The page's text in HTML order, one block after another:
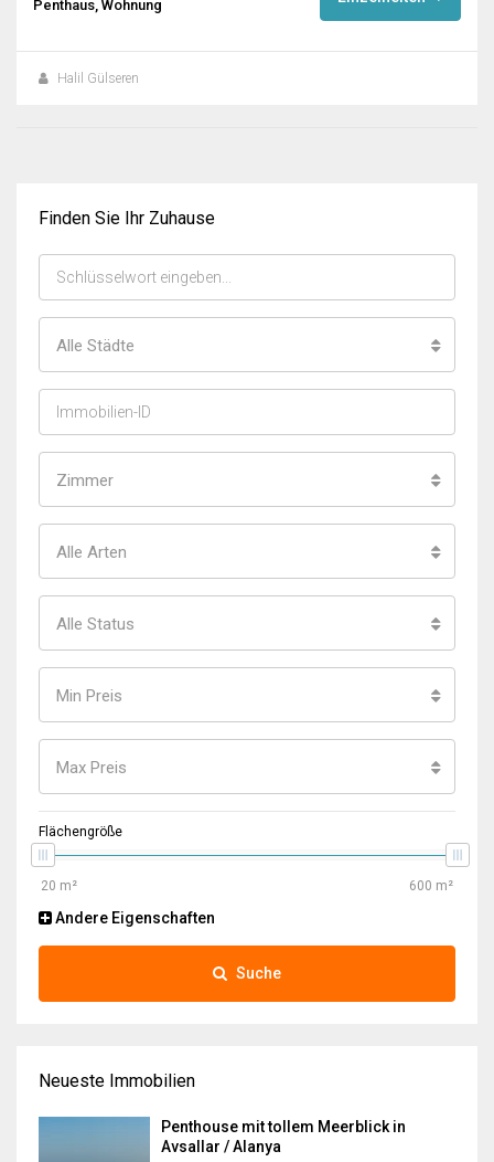
Penthaus, Wohnung
Halil Gülseren
Finden Sie Ihr Zuhause
Alle Städte
Zimmer
Alle Arten
Alle Status
Min Preis
Max Preis
Flächengröße
Andere Eigenschaften
Suche
Neueste Immobilien
Penthouse mit tollem Meerblick in
Avsallar / Alanya